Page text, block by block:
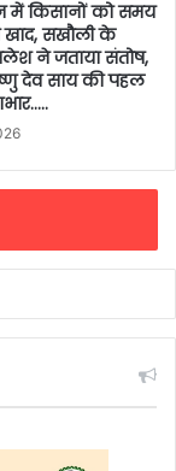
में किसानों को समय
खाद, सखौली के
ने जताया संतोष,
देव साय की पहल